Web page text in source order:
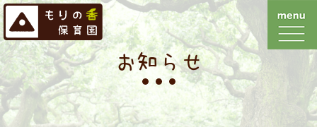
お知らせ